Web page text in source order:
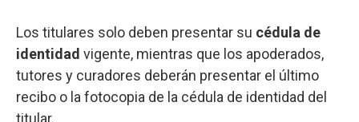
Los titulares solo deben presentar su cédula de
identidad vigente, mientras que los apoderados,
tutores y curadores deberán presentar el último
recibo o la fotocopia de la cédula de identidad del
titular.